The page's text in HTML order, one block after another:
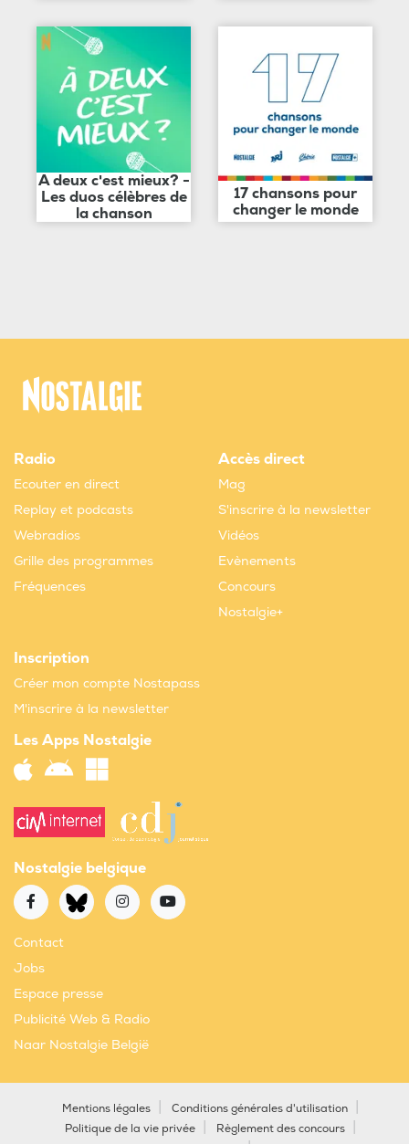
A deux c'est mieux? -
Les duos célèbres de
la chanson
17 chansons pour
changer le monde
Radio
Ecouter en direct
Replay et podcasts
Webradios
Grille des programmes
Fréquences
Accès direct
Mag
S'inscrire à la newsletter
Vidéos
Evènements
Concours
Nostalgie+
Inscription
Créer mon compte Nostapass
M'inscrire à la newsletter
Les Apps Nostalgie
Nostalgie belgique
Contact
Jobs
Espace presse
Publicité Web & Radio
Naar Nostalgie België
Mentions légales
Conditions générales d'utilisation
Politique de la vie privée
Règlement des concours